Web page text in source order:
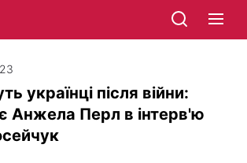
українці після війни:
Анжела Перл в інтерв'ю